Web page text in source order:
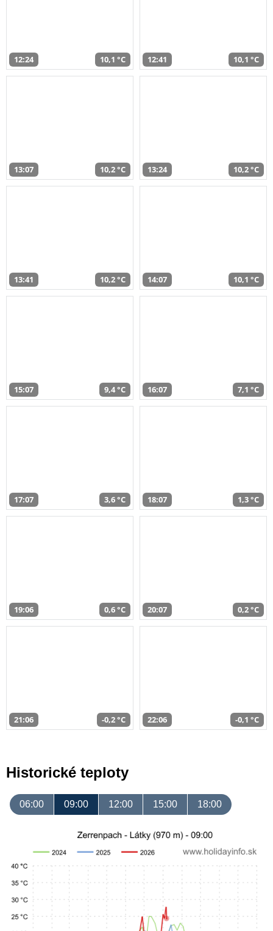
12:24 10,1 °C 12:41 10,1 °C
13:07 10,2 °C 13:24 10,2 °C
13:41 10,2 °C 14:07 10,1 °C
15:07 9,4 °C 16:07 7,1 °C
17:07 3,6 °C 18:07 1,3 °C
19:06 0,6 °C 20:07 0,2 °C
21:06 -0,2 °C 22:06 -0,1 °C
Historické teploty
06:00 09:00 12:00 15:00 18:00